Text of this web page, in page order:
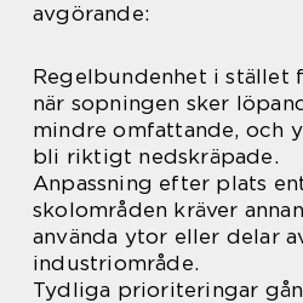
avgörande:
Regelbundenhet i stället
när sopningen sker
mindre omfattande, och
bli riktigt nedskräpade.
Anpassning efter plats
skolområden kräver
använda ytor eller delar
industriområde.
Tydliga prioriteringar